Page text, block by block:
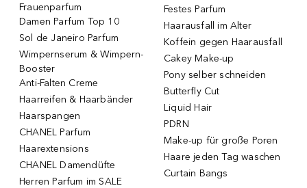
Frauenparfum
Damen Parfum Top 10
Sol de Janeiro Parfum
Wimpernserum & Wimpern-
Booster
Anti-Falten Creme
Haarreifen & Haarbänder
Haarspangen
CHANEL Parfum
Haarextensions
CHANEL Damendüfte
Herren Parfum im SALE
Festes Parfum
Haarausfall im Alter
Koffein gegen Haarausfall
Cakey Make-up
Pony selber schneiden
Butterfly Cut
Liquid Hair
PDRN
Make-up für große Poren
Haare jeden Tag waschen
Curtain Bangs